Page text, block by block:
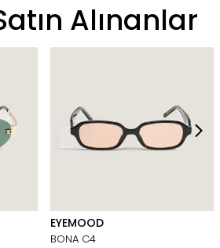
Alınanlar
EYEMOOD
BONA C4